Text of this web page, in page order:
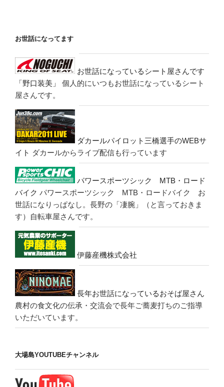
お世話になってます
お世話になっているシート屋さんです
「野口装美」
個人的にいつもお世話になっているシート
屋さんです。
ダカールパイロット三橋選手のWEBサ
イト ダカールからライブ配信も行っています
パワースポーツシック MTB・ロード
バイク パワースポーツシック MTB・ロードバイク お
世話になりっぱなし。長野の「凄腕」（と言っておきま
す）自転車屋さんです。
伊藤産機株式会社
長年お世話になっているおそば屋さん
農村の食文化の伝承・交流会で長年ご蕎麦打ちのご指導
いただいています。
大場島YOUTUBEチャンネル